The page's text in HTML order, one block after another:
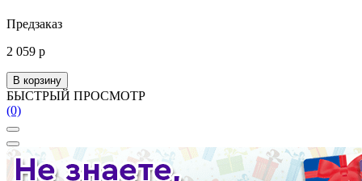
Предзаказ
2 059 р
В корзину
БЫСТРЫЙ ПРОСМОТР
(0)